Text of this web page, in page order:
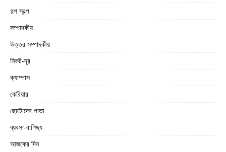
গল্প স্বল্প
সম্পাদকীয়
উত্তর সম্পাদকীয়
নিকট-দূর
ক্যাম্পাস
কেরিয়ার
ছোটোদের পাতা
ব্যবসা-বাণিজ্য
আজকের দিন